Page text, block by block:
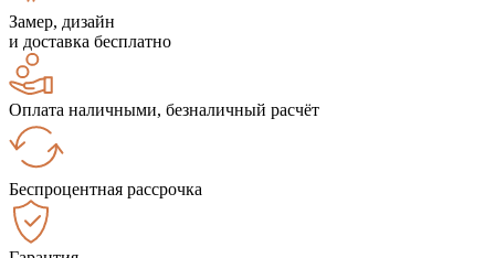
Замер, дизайн
и доставка бесплатно
Оплата наличными, безналичный расчёт
Беспроцентная рассрочка